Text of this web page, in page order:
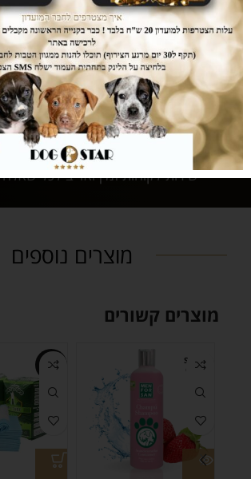
ממשק הזמנות מאובטח ונגיש אשר
בהזמנת המוצרים.
נותנים לכם מענה
לכל שאלה
שירות לקוחות זמין ואדיב לכל
מוצרים נוספים
מוצרים קשורים
SOLD
OUT
-27%